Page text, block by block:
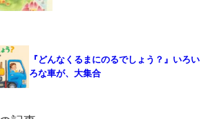
『どんなくるまにのるでしょう？』いろい
ろな車が、大集合